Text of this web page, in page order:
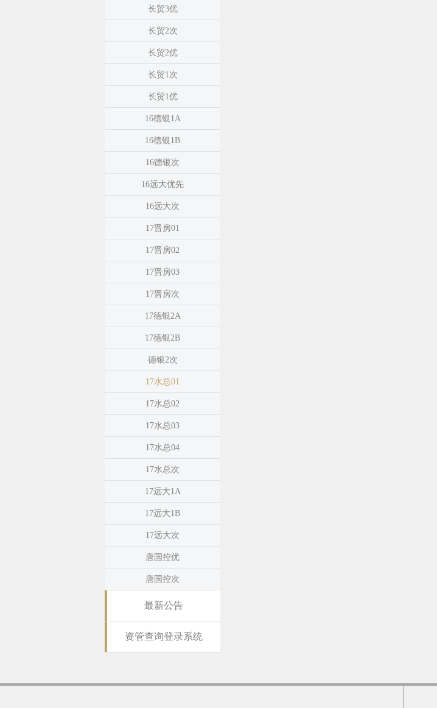
长贸3优
长贸2次
长贸2优
长贸1次
长贸1优
16德银1A
16德银1B
16德银次
16远大优先
16远大次
17晋房01
17晋房02
17晋房03
17晋房次
17德银2A
17德银2B
德银2次
17水总01
17水总02
17水总03
17水总04
17水总次
17远大1A
17远大1B
17远大次
唐国控优
唐国控次
最新公告
资管查询登录系统